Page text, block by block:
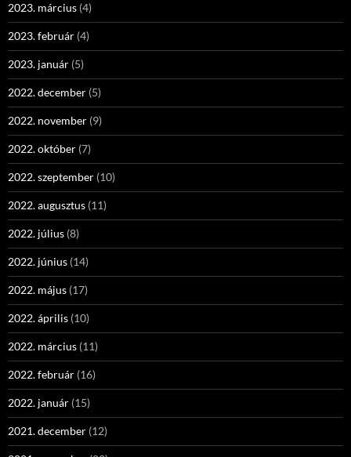
2023. március (4)
2023. február (4)
2023. január (5)
2022. december (5)
2022. november (9)
2022. október (7)
2022. szeptember (10)
2022. augusztus (11)
2022. július (8)
2022. június (14)
2022. május (17)
2022. április (10)
2022. március (11)
2022. február (16)
2022. január (15)
2021. december (12)